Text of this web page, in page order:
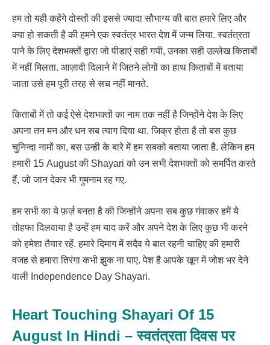
हम तो यही कहेंगे दोस्तों की इससे ज्यादा सौभाग्य की बात हमारे लिए और
क्या हो सकती है की हमने एक स्वतंत्र भारत देश में जन्म लिया. स्वतंत्रता
पाने के लिए देशभक्तों द्वारा जो पीडाएं सही गयी, उनका सही उल्लेख किताबों
में नहीं मिलता. आज़ादी दिलाने में जितने लोगों का हाथ किताबों में बताया
जाता उसे हम पूरी तरह से सच नहीं मानते.
किताबों में तो कई ऐसे देशभक्तों का नाम तक नहीं है जिन्होंने देश के लिए
अपना तन मन और धन सब त्याग दिया था. जिक्र होता है तो बस कुछ
चुनिन्दा नामों का, बस उन्ही के बारे में हम सबको बताया जाता है. लेकिन हम
हमारी 15 August की Shayari को उन सभी देशभक्तों को समर्पित करते
हैं, जो जान देकर भी गुमनाम रह गए.
हम सभी का ये फ़र्ज़ बनता है की जिन्होंने अपना सब कुछ गंवाकर हमें ये
तोहफा दिलवाया है उन्हें हम याद करें और अपने देश के लिए कुछ भी करने
को हमेशा तैयार रहें. हमारे दिमाग में सदैव ये बात रहनी चाहिए की हमारी
वजह से हमारा तिरंगा कभी झुक ना पाए. पेश है आपके खून में जोश भर देने
वाली Independence Day Shayari.
Heart Touching Shayari Of 15
August In Hindi – स्वतंत्रता दिवस पर